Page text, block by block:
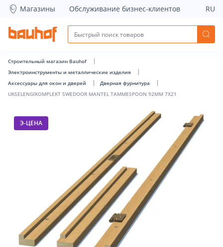
UKSELENGIKOMPLEKT SWEDOOR MANTEL
Магазины Обслуживание бизнес-клиентов RU
Строительный магазин Bauhof
Электроинструменты и металлические изделия
Аксессуары для окон и дверей
Дверная фурнитура
UKSELENGIKOMPLEKT SWEDOOR MANTEL TAMMESPOON 92MM 7X21
Э-ЦЕНА